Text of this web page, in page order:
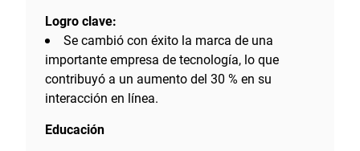
Logro clave:
Se cambió con éxito la marca de una
importante empresa de tecnología, lo que
contribuyó a un aumento del 30 % en su
interacción en línea.
Educación